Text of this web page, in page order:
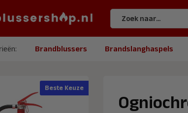
Brandblussers Brandslanghaspels
Beste Keuze